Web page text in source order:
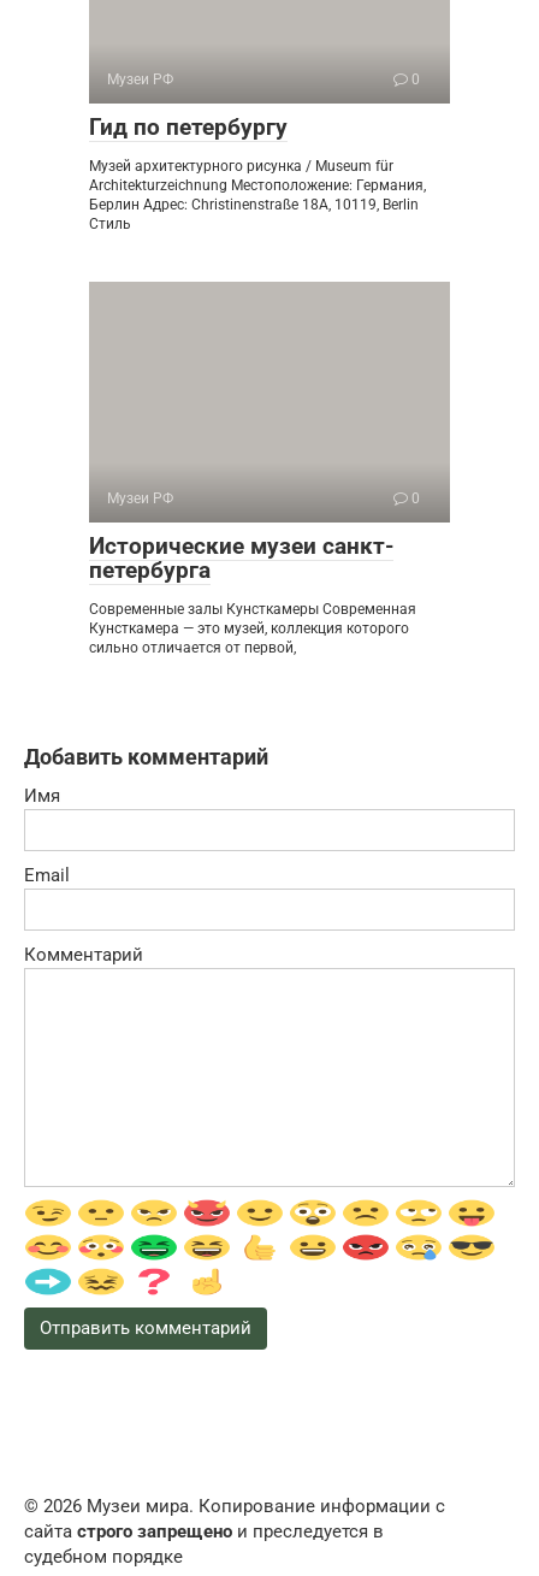
Музеи РФ 0
Гид по петербургу
Музей архитектурного рисунка / Museum für
Architekturzeichnung Местоположение: Германия,
Берлин Адрес: Christinenstraße 18A, 10119, Berlin
Стиль
Музеи РФ 0
Исторические музеи санкт-
петербурга
Современные залы Кунсткамеры Современная
Кунсткамера — это музей, коллекция которого
сильно отличается от первой,
Добавить комментарий
Имя
Email
Комментарий
© 2026 Музеи мира. Копирование информации с
сайта строго запрещено и преследуется в
судебном порядке